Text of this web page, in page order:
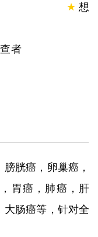
癌症 ★想
密检查者
胱癌，卵巢癌，
胃癌，肺癌，肝
大肠癌等，针对全